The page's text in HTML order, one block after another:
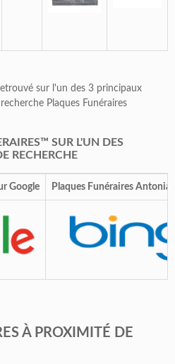
sur l'un des 3 principaux
Plaques Funéraires
SUR L'UN DES
RECHERCHE
Google Plaques Funéraires Antonia
À PROXIMITÉ DE